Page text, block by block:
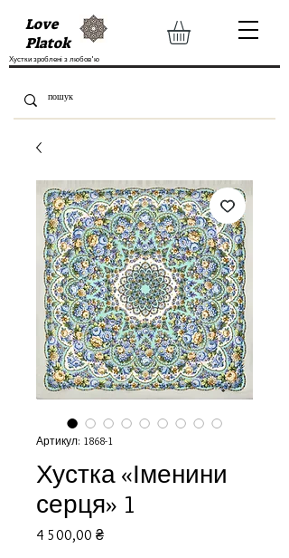
Love
Platok
Хустки зроблені з любов'ю
Артикул: 1868-1
Хустка «Іменини
серця» 1
4 500,00 ₴Ціна